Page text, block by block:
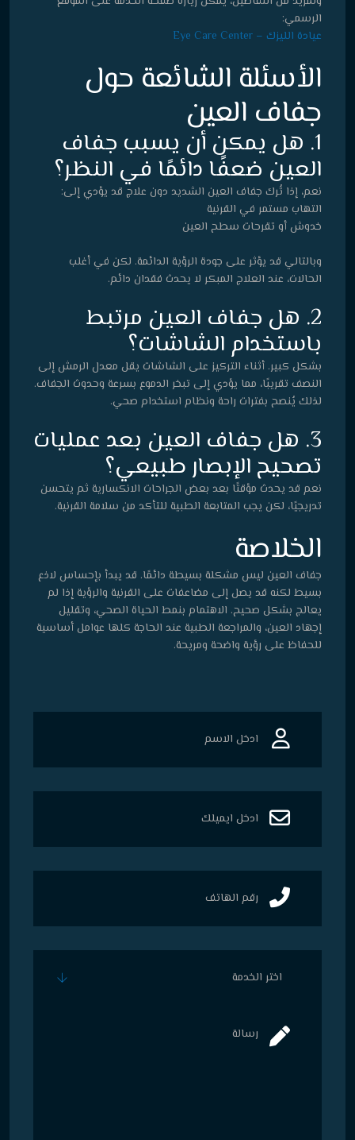
الرسمي:
عيادة الليزك – Eye Care Center
الأسئلة الشائعة حول
جفاف العين
1. هل يمكن أن يسبب جفاف
العين ضعفًا دائمًا في النظر؟
نعم، إذا تُرك جفاف العين الشديد دون علاج قد يؤدي إلى:
التهاب مستمر في القرنية
خدوش أو تقرحات سطح العين
وبالتالي قد يؤثر على جودة الرؤية الدائمة. لكن في أغلب
الحالات، عند العلاج المبكر لا يحدث فقدان دائم.
2. هل جفاف العين مرتبط
باستخدام الشاشات؟
بشكل كبير. أثناء التركيز على الشاشات يقل معدل الرمش إلى
النصف تقريبًا، مما يؤدي إلى تبخر الدموع بسرعة وحدوث الجفاف.
لذلك يُنصح بفترات راحة ونظام استخدام صحي.
3. هل جفاف العين بعد عمليات
تصحيح الإبصار طبيعي؟
نعم قد يحدث مؤقتًا بعد بعض الجراحات الانكسارية ثم يتحسن
تدريجيًا، لكن يجب المتابعة الطبية للتأكد من سلامة القرنية.
الخلاصة
جفاف العين ليس مشكلة بسيطة دائمًا. قد يبدأ بإحساس لاذع
بسيط لكنه قد يصل إلى مضاعفات على القرنية والرؤية إذا لم
يعالج بشكل صحيح. الاهتمام بنمط الحياة الصحي، وتقليل
إجهاد العين، والمراجعة الطبية عند الحاجة كلها عوامل أساسية
للحفاظ على رؤية واضحة ومريحة.
اختر الخدمة